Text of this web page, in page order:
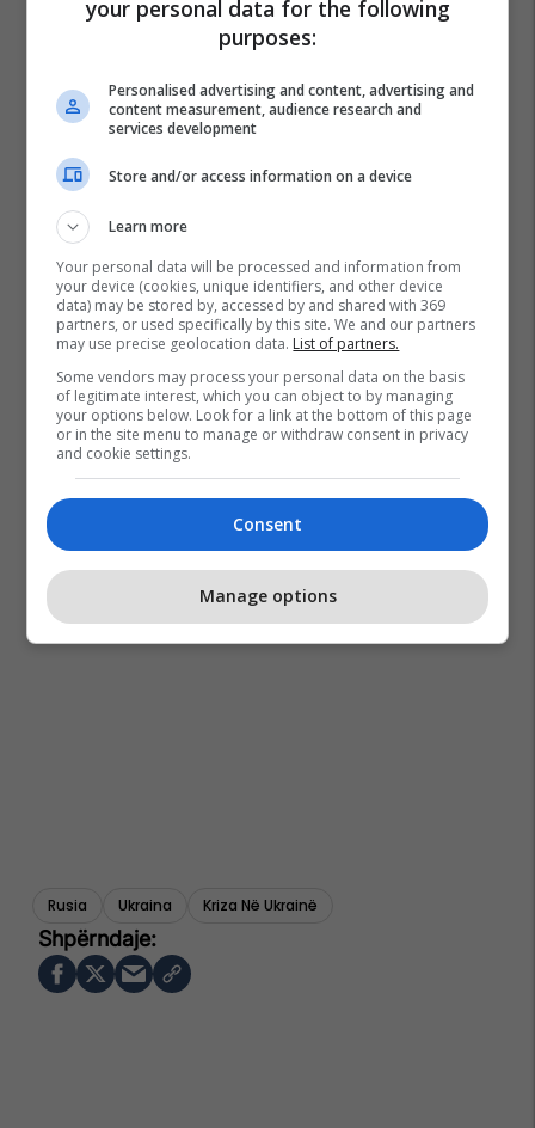
Rusia Ukraina Kriza Në Ukrainë
your personal data for the following
purposes:
Personalised advertising and content, advertising and
content measurement, audience research and
services development
Store and/or access information on a device
Learn more
Your personal data will be processed and information from
your device (cookies, unique identifiers, and other device
data) may be stored by, accessed by and shared with 369
partners, or used specifically by this site. We and our partners
may use precise geolocation data. List of partners.
Some vendors may process your personal data on the basis
of legitimate interest, which you can object to by managing
your options below. Look for a link at the bottom of this page
or in the site menu to manage or withdraw consent in privacy
and cookie settings.
Consent
Manage options